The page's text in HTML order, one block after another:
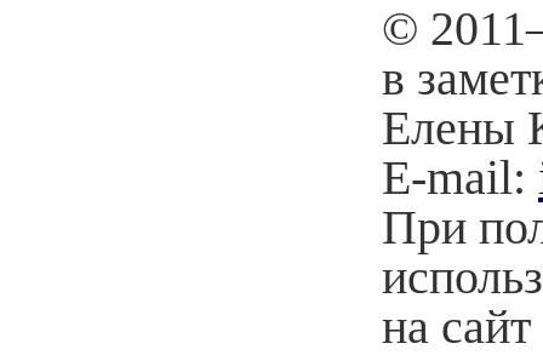
©
в
Елены
E-mail:
При
на сайт